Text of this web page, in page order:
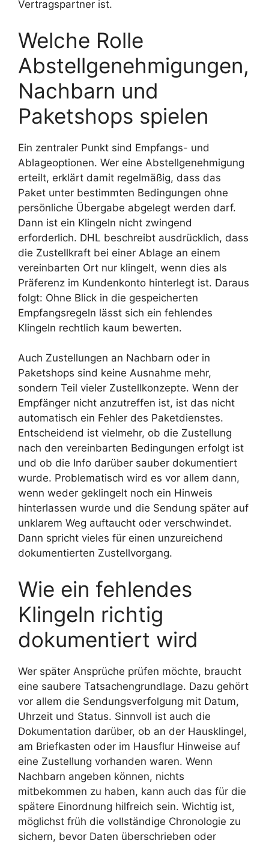
Vertragspartner ist.
Welche Rolle
Abstellgenehmigungen,
Nachbarn und
Paketshops spielen
Ein zentraler Punkt sind Empfangs- und
Ablageoptionen. Wer eine Abstellgenehmigung
erteilt, erklärt damit regelmäßig, dass das
Paket unter bestimmten Bedingungen ohne
persönliche Übergabe abgelegt werden darf.
Dann ist ein Klingeln nicht zwingend
erforderlich. DHL beschreibt ausdrücklich, dass
die Zustellkraft bei einer Ablage an einem
vereinbarten Ort nur klingelt, wenn dies als
Präferenz im Kundenkonto hinterlegt ist. Daraus
folgt: Ohne Blick in die gespeicherten
Empfangsregeln lässt sich ein fehlendes
Klingeln rechtlich kaum bewerten.
Auch Zustellungen an Nachbarn oder in
Paketshops sind keine Ausnahme mehr,
sondern Teil vieler Zustellkonzepte. Wenn der
Empfänger nicht anzutreffen ist, ist das nicht
automatisch ein Fehler des Paketdienstes.
Entscheidend ist vielmehr, ob die Zustellung
nach den vereinbarten Bedingungen erfolgt ist
und ob die Info darüber sauber dokumentiert
wurde. Problematisch wird es vor allem dann,
wenn weder geklingelt noch ein Hinweis
hinterlassen wurde und die Sendung später auf
unklarem Weg auftaucht oder verschwindet.
Dann spricht vieles für einen unzureichend
dokumentierten Zustellvorgang.
Wie ein fehlendes
Klingeln richtig
dokumentiert wird
Wer später Ansprüche prüfen möchte, braucht
eine saubere Tatsachengrundlage. Dazu gehört
vor allem die Sendungsverfolgung mit Datum,
Uhrzeit und Status. Sinnvoll ist auch die
Dokumentation darüber, ob an der Hausklingel,
am Briefkasten oder im Hausflur Hinweise auf
eine Zustellung vorhanden waren. Wenn
Nachbarn angeben können, nichts
mitbekommen zu haben, kann auch das für die
spätere Einordnung hilfreich sein. Wichtig ist,
möglichst früh die vollständige Chronologie zu
sichern, bevor Daten überschrieben oder